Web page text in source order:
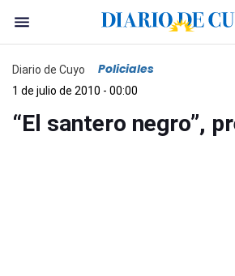
Diario de Cuyo Policiales
1 de julio de 2010 - 00:00
“El santero negro”,